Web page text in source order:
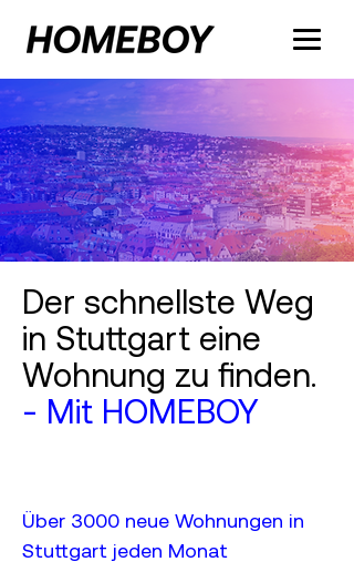
Der schnellste Weg
in Stuttgart eine
Wohnung zu finden.
- Mit HOMEBOY
Über 3000 neue Wohnungen in
Stuttgart jeden Monat